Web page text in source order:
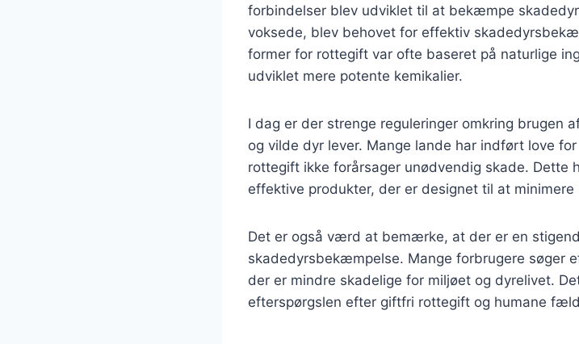
forbindelser blev udviklet til at bekæmpe
voksede, blev behovet for effektiv
former for rottegift var ofte baseret på naturlige
udviklet mere potente kemikalier.
I dag er der strenge reguleringer omkring brugen
og vilde dyr lever. Mange lande har indført love
rottegift ikke forårsager unødvendig skade. Dette
effektive produkter, der er designet til at
Det er også værd at bemærke, at der er en
skadedyrsbekæmpelse. Mange forbrugere søger
der er mindre skadelige for miljøet og dyrelivet.
efterspørgslen efter giftfri rottegift og humane